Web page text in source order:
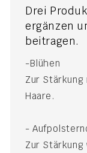
Drei
ergänzen
beitragen.
-Blühen
Zur
Haare.
-
Zur